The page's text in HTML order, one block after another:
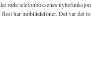
røde telefonboksenes nyttefunksjon
har mobiltelefoner. Det var det to